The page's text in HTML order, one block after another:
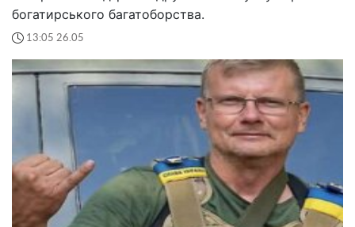
богатирського багатоборства.
13:05 26.05